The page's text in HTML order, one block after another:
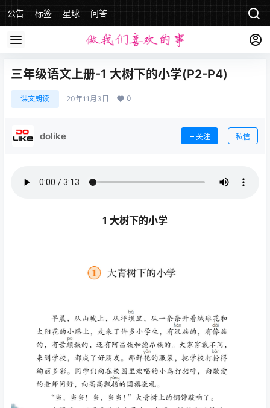
公告 标签 星球 问答
三年级语文上册-1 大树下的小学(P2-P4)
课文朗读 20年11月3日 0
dolike 关注 私信
1 大树下的小学